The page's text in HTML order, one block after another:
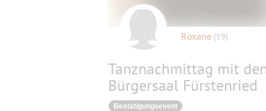
Roxane (59)
Tanznachmittag mit
Bürgersaal Fürstenried
Bestätigungsevent